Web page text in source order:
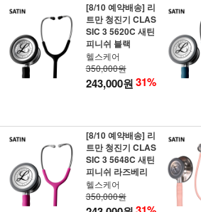
[8/10 예약배송] 리
트만 청진기 CLAS
SIC 3 5620C 새틴
피니쉬 블랙
헬스케어
350,000원
243,000원31%
[8/10 예약배송] 리
트만 청진기 CLAS
SIC 3 5648C 새틴
피니쉬 라즈베리
헬스케어
350,000원